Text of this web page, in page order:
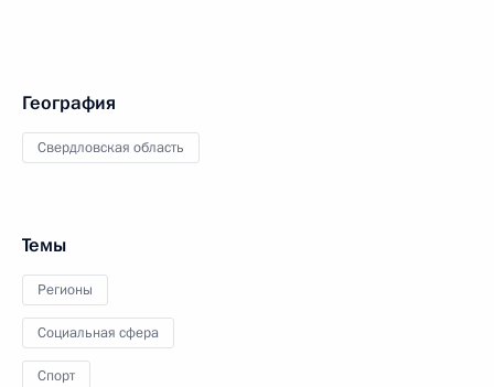
География
Свердловская область
Темы
Регионы
Социальная сфера
Спорт